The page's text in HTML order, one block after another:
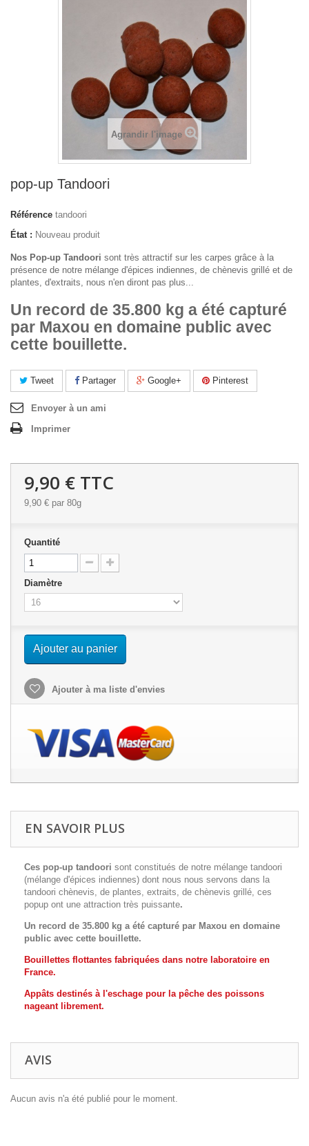
Agrandir l'image
pop-up Tandoori
Référence tandoori
État : Nouveau produit
Nos Pop-up Tandoori sont très attractif sur les carpes grâce à la
présence de notre mélange d'épices indiennes, de chènevis grillé et de
plantes, d'extraits, nous n'en diront pas plus...
Un record de 35.800 kg a été capturé
par Maxou en domaine public avec
cette bouillette.
Tweet Partager Google+ Pinterest
Envoyer à un ami
Imprimer
9,90 € TTC
9,90 € par 80g
Quantité
Diamètre
Ajouter au panier
Ajouter à ma liste d'envies
EN SAVOIR PLUS
Ces pop-up tandoori sont constitués de notre mélange tandoori
(mélange d'épices indiennes) dont nous nous servons dans la
tandoori chènevis, de plantes, extraits, de chènevis grillé, ces
popup ont une attraction très puissante.
Un record de 35.800 kg a été capturé par Maxou en domaine
public avec cette bouillette.
Bouillettes flottantes fabriquées dans notre laboratoire en
France.
Appâts destinés à l'eschage pour la pêche des poissons
nageant librement.
AVIS
Aucun avis n'a été publié pour le moment.